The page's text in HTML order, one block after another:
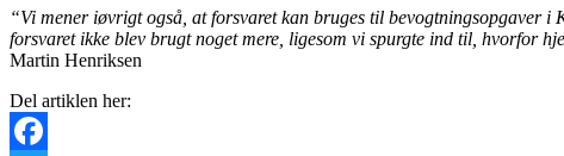
“Vi mener iøvrigt også, at forsvaret kan bruges til bevogtningsopgaver
forsvaret ikke blev brugt noget mere, ligesom vi spurgte ind til, hvorfor
Martin Henriksen
Del artiklen her: